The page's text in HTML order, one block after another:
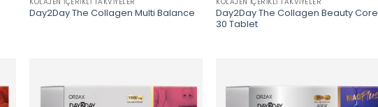
Day2Day The Collagen Multi Balance
Day2Day The Collagen Beauty Core
30 Tablet